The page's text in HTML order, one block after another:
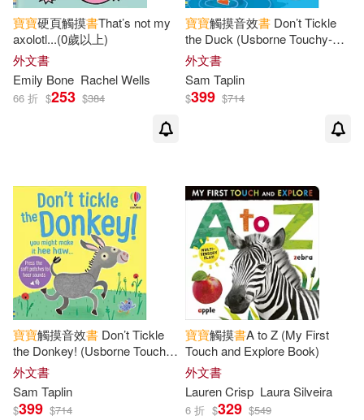
寶寶硬頁觸摸書That’s not my
axolotl...(0歲以上)
外文書
Emily Bone Rachel Wells
66 折 $253 $384
寶寶觸摸音效書 Don’t Tickle
the Duck (Usborne Touchy-
feely sound books)
外文書
Sam Taplin
$399 $714
寶寶觸摸音效書 Don’t Tickle
the Donkey! (Usborne Touchy-
feely sound books)
外文書
Sam Taplin
$399 $714
寶寶觸摸書A to Z (My First
Touch and Explore Book)
外文書
Lauren Crisp Laura Silveira
6 折 $329 $549